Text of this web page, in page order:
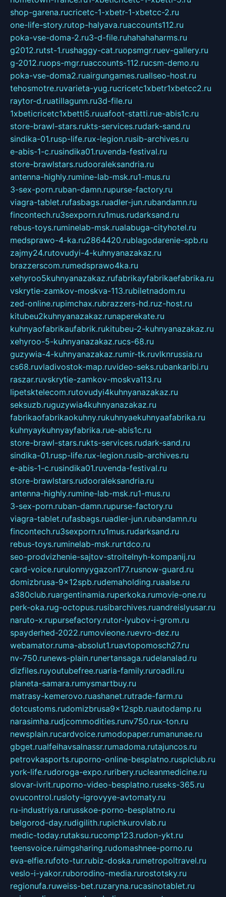
shop-garena.rucricetc-1-xbetr-1-xbetcc-2.ru
one-life-story.rutop-halyava.ruaccounts112.ru
poka-vse-doma-2.ru3-d-file.ruhahahaharms.ru
g2012.rutst-1.rushaggy-cat.ruopsmgr.ruev-gallery.ru
g-2012.ruops-mgr.ruaccounts-112.rucsm-demo.ru
poka-vse-doma2.ruairgungames.ruallseo-host.ru
tehosmotre.ruvarieta-yug.rucricetc1xbetr1xbetcc2.ru
raytor-d.ruatillagunn.ru3d-file.ru
1xbeticricetc1xbetti5.ruuafoot-statti.rue-abis1c.ru
store-brawl-stars.rukts-services.rudark-sand.ru
sindika-01.rusp-life.rux-legion.rusib-archives.ru
e-abis-1-c.rusindika01.ruvenda-festival.ru
store-brawlstars.rudooraleksandria.ru
antenna-highly.rumine-lab-msk.ru1-mus.ru
3-sex-porn.ruban-damn.rupurse-factory.ru
viagra-tablet.rufasbags.ruadler-jun.rubandamn.ru
fincontech.ru3sexporn.ru1mus.rudarksand.ru
rebus-toys.ruminelab-msk.rualabuga-cityhotel.ru
medsprawo-4-ka.ru2864420.rublagodarenie-spb.ru
zajmy24.rutovudyi-4-kuhnyanazakaz.ru
brazzerscom.rumedsprawo4ka.ru
xehyroo5kuhnyanazakaz.rufabrikayfabrikaefabrika.ru
vskrytie-zamkov-moskva-113.rubiletnadom.ru
zed-online.rupimchax.rubrazzers-hd.ruz-host.ru
kitubeu2kuhnyanazakaz.runaperekate.ru
kuhnyaofabrikaufabrik.rukitubeu-2-kuhnyanazakaz.ru
xehyroo-5-kuhnyanazakaz.rucs-68.ru
guzywia-4-kuhnyanazakaz.rumir-tk.ruvlknrussia.ru
cs68.ruvladivostok-map.ruvideo-seks.rubankaribi.ru
raszar.ruvskrytie-zamkov-moskva113.ru
lipetsktelecom.rutovudyi4kuhnyanazakaz.ru
seksuzb.ruguzywia4kuhnyanazakaz.ru
fabrikaofabrikaokuhny.rukuhnyaekuhnyaafabrika.ru
kuhnyaykuhnyayfabrika.rue-abis1c.ru
store-brawl-stars.rukts-services.rudark-sand.ru
sindika-01.rusp-life.rux-legion.rusib-archives.ru
e-abis-1-c.rusindika01.ruvenda-festival.ru
store-brawlstars.rudooraleksandria.ru
antenna-highly.rumine-lab-msk.ru1-mus.ru
3-sex-porn.ruban-damn.rupurse-factory.ru
viagra-tablet.rufasbags.ruadler-jun.rubandamn.ru
fincontech.ru3sexporn.ru1mus.rudarksand.ru
rebus-toys.ruminelab-msk.rurtdco.ru
seo-prodvizhenie-sajtov-stroitelnyh-kompanij.ru
card-voice.rurulonnyygazon177.rusnow-guard.ru
domizbrusa-9x12spb.rudemaholding.ruaalse.ru
a380club.ruargentinamia.ruperkoka.rumovie-one.ru
perk-oka.rug-octopus.rusibarchives.ruandreislyusar.ru
naruto-x.rupursefactory.rutor-lyubov-i-grom.ru
spayderhed-2022.rumovieone.ruevro-dez.ru
webamator.ruma-absolut1.ruavtopomosch27.ru
nv-750.runews-plain.runertansaga.rudelanalad.ru
dizfiles.ruyoutubefree.ruaria-family.ruroadli.ru
planeta-samara.rumysmartbuy.ru
matrasy-kemerovo.ruashanet.rutrade-farm.ru
dotcustoms.rudomizbrusa9x12spb.ruautodamp.ru
narasimha.rudjcommodities.runv750.rux-ton.ru
newsplain.rucardvoice.rumodopaper.rumanunae.ru
gbget.rualfeihavsalnassr.rumadoma.rutajuncos.ru
petrovkasports.ruporno-online-besplatno.rusplclub.ru
york-life.rudoroga-expo.ruribery.rucleanmedicine.ru
slovar-ivrit.ruporno-video-besplatno.ruseks-365.ru
ovucontrol.rusloty-igrovyye-avtomaty.ru
ru-industriya.rurusskoe-porno-besplatno.ru
belgorod-day.rudigilith.rupichkurovlab.ru
medic-today.rutaksu.rucomp123.rudon-ykt.ru
teensvoice.ruimgsharing.rudomashnee-porno.ru
eva-elfie.rufoto-tur.rubiz-doska.rumetropoltravel.ru
veslo-i-yakor.ruborodino-media.rurostotsky.ru
regionufa.ruweiss-bet.ruzaryna.rucasinotablet.ru